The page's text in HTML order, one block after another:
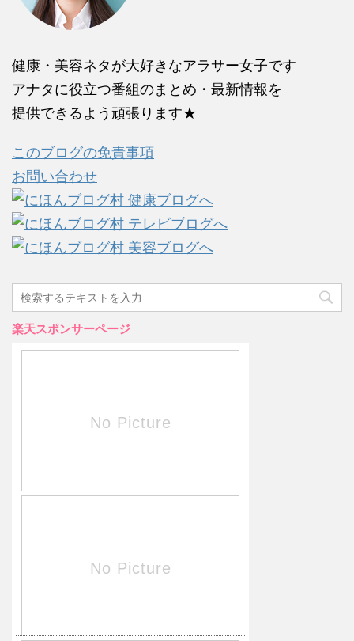
健康・美容ネタが大好きなアラサー女子です
アナタに役立つ番組のまとめ・最新情報を
提供できるよう頑張ります★
このブログの免責事項
お問い合わせ
楽天スポンサーページ